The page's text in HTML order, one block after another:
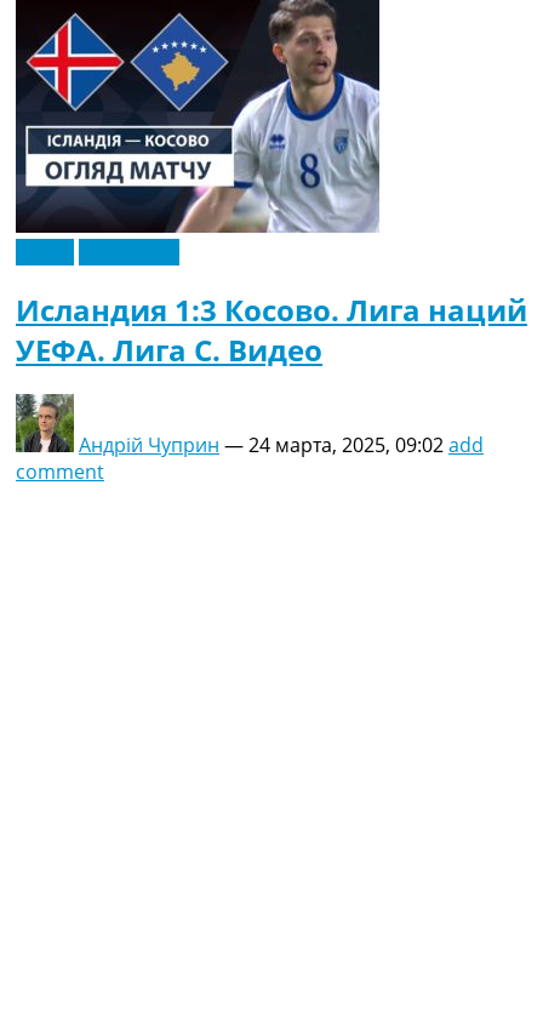
Исландия 1:3 Косово. Лига наций
УЕФА. Лига C. Видео
Андрій Чуприн —24 марта, 2025, 09:02add
comment